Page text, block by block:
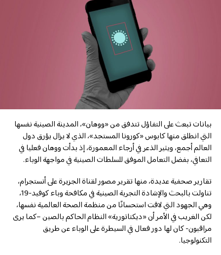
بيانات تبعث على التفاؤل تتدفق من «ووهان»، المدينة الصينية نفسها
التي انطلق منها كابوس «كورونا المستجد»، الذي لا يزال يؤرق دول
العالم أجمع، ويثير الذعر في أرجاء المعمورة، إذ بدأت ووهان فعليا في
التعافي، بفضل التعامل الموفق للسلطات الصينية في مواجهة الوباء.
تقارير صحفية عديدة، منها تقرير مصور لقناة الجزيرة على أنستجرام،
تناولت بالبحث والإشادة التجربة الصينية في مكافحة وباء كوفيد-19،
وهي الجهود التي لاقت استحسانًا من منظمة الصحة العالمية نفسها،
لكن الغريب في الأمر أن «ديكتاتورية» النظام الحاكم بالصين –كما يرى
مراقبون- كان لها دور فعال في السيطرة على الوباء عن طريق
التكنولوجيا.